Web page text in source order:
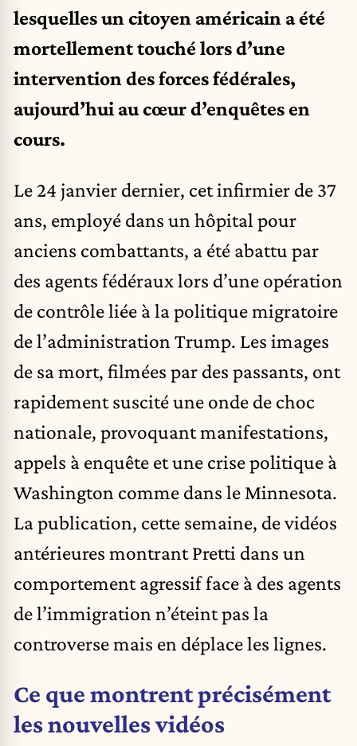
lesquelles un citoyen américain a été
mortellement touché lors d’une
intervention des forces fédérales,
aujourd’hui au cœur d’enquêtes en
cours.
Le 24 janvier dernier, cet infirmier de 37
ans, employé dans un hôpital pour
anciens combattants, a été abattu par
des agents fédéraux lors d’une opération
de contrôle liée à la politique migratoire
de l’administration Trump. Les images
de sa mort, filmées par des passants, ont
rapidement suscité une onde de choc
nationale, provoquant manifestations,
appels à enquête et une crise politique à
Washington comme dans le Minnesota.
La publication, cette semaine, de vidéos
antérieures montrant Pretti dans un
comportement agressif face à des agents
de l’immigration n’éteint pas la
controverse mais en déplace les lignes.
Ce que montrent précisément
les nouvelles vidéos